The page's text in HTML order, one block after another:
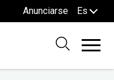
Anunciarse Es